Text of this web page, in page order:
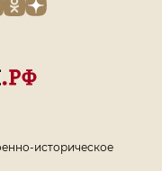
историческое